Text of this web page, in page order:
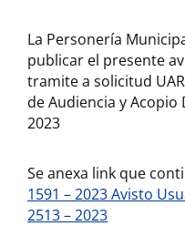
La Personería
publicar el presente
tramite a solicitud
de Audiencia y Acopio
2023
Se anexa link que
1591 – 2023 Avisto
2513 – 2023